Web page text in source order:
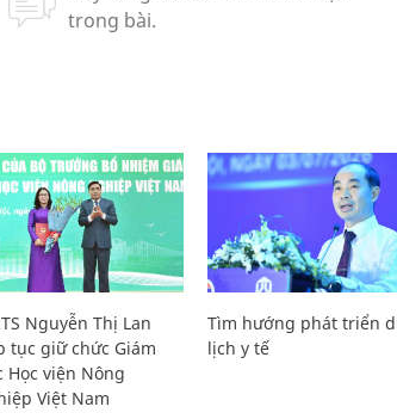
Nguyễn Thị Lan
tục giữ chức Giám
Học viện Nông
Việt Nam
Tìm hướng phát triển
lịch y tế